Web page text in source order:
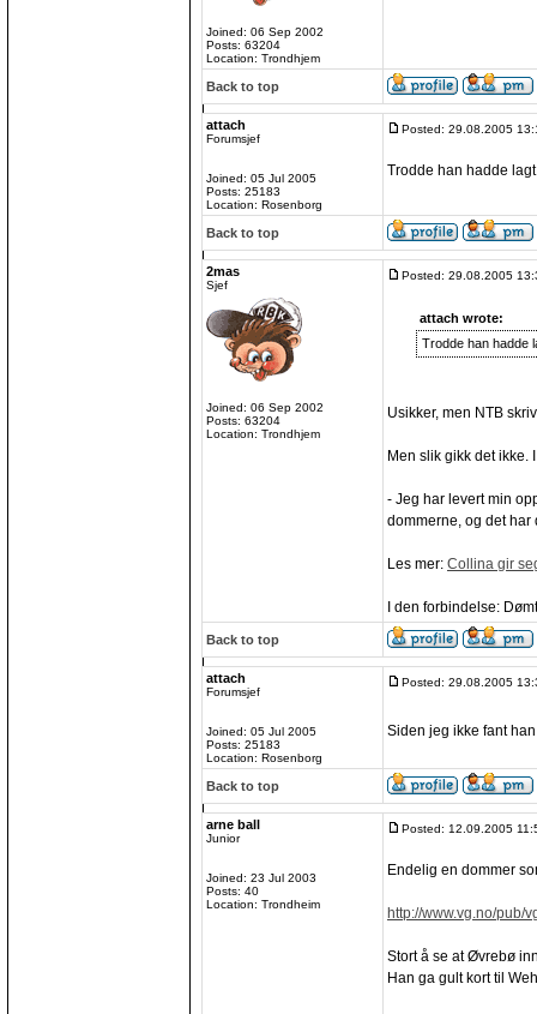
Joined: 06 Sep 2002
Posts: 63204
Location: Trondhjem
Back to top
attach
Forumsjef
Joined: 05 Jul 2005
Posts: 25183
Location: Rosenborg
Posted: 29.08.2005
Trodde han hadde
Back to top
2mas
Sjef
Joined: 06 Sep 2002
Posts: 63204
Location: Trondhjem
Posted: 29.08.2005
attach wrote:
Trodde han hadde
Usikker, men NTB
Men slik gikk det ikke.
- Jeg har levert min
dommerne, og det har
Les mer: Collina gir
I den forbindelse:
Back to top
attach
Forumsjef
Joined: 05 Jul 2005
Posts: 25183
Location: Rosenborg
Posted: 29.08.2005
Siden jeg ikke fant
Back to top
arne ball
Junior
Joined: 23 Jul 2003
Posts: 40
Location: Trondheim
Posted: 12.09.2005
Endelig en dommer
http://www.vg.no/pub/
Stort å se at Øvrebø
Han ga gult kort til